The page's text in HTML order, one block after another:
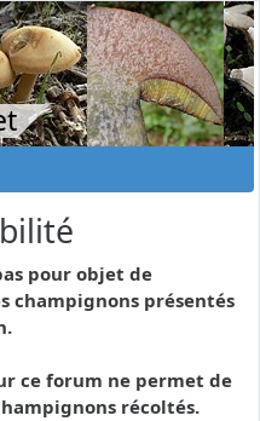
pour objet de
champignons présentés
ce forum ne permet de
récoltés.